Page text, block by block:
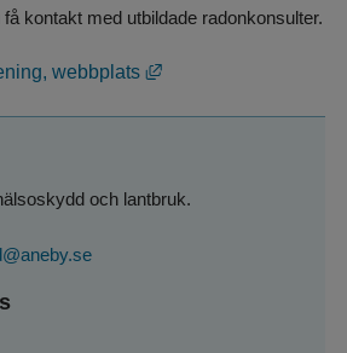
kontakt med utbildade radonkonsulter.
webbplats Länk till annan
och lantbruk.